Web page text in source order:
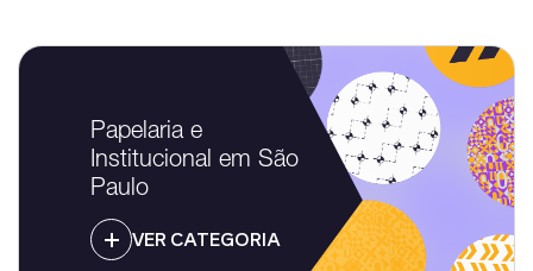
Papelaria e
Institucional em São
Paulo
VER CATEGORIA